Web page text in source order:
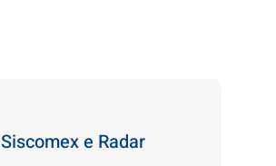
Siscomex e Radar